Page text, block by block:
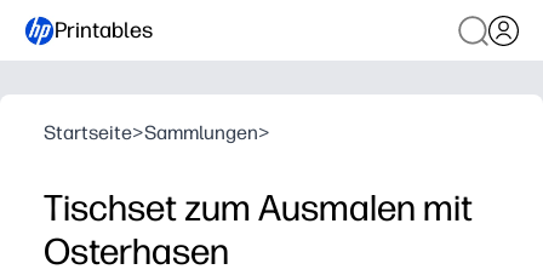
Printables
Startseite>Sammlungen>
Tischset zum Ausmalen mit
Osterhasen